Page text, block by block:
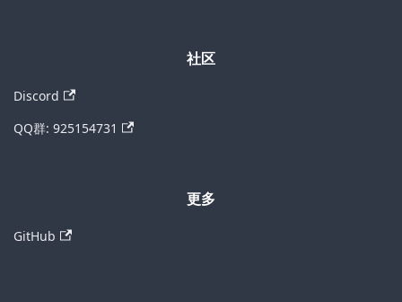
社区
Discord
QQ群: 925154731
更多
GitHub